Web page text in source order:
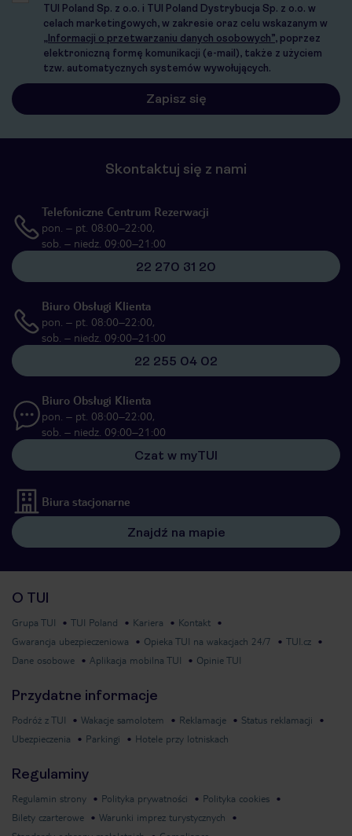
TUI Poland Sp. z o.o. i TUI Poland Dystrybucja Sp. z o.o. w
celach marketingowych, w zakresie oraz celu wskazanym w
„Informacji o przetwarzaniu danych osobowych”, poprzez
elektroniczną formę komunikacji (e-mail), także z użyciem
tzw. automatycznych systemów wywołujących.
Skontaktuj się z nami
Telefoniczne Centrum Rezerwacji
pon. – pt. 08:00–22:00,
sob. – niedz. 09:00–21:00
22 270 31 20
Biuro Obsługi Klienta
pon. – pt. 08:00–22:00,
sob. – niedz. 09:00–21:00
22 255 04 02
Biuro Obsługi Klienta
pon. – pt. 08:00–22:00,
sob. – niedz. 09:00–21:00
Czat w myTUI
Biura stacjonarne
Znajdź na mapie
O TUI
Grupa TUI TUI Poland Kariera
Kontakt
Gwarancja ubezpieczeniowa
Opieka TUI na wakacjach 24/7
TUI.cz
Dane osobowe
Aplikacja mobilna TUI Opinie TUI
Przydatne informacje
Podróż z TUI Wakacje samolotem Reklamacje
Status reklamacji
Ubezpieczenia
Parkingi Hotele przy lotniskach
Regulaminy
Regulamin strony Polityka prywatności
Polityka cookies
Bilety czarterowe
Warunki imprez turystycznych